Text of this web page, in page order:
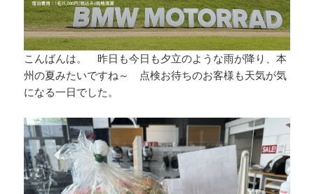
こんばんは。 昨日も今日も夕立のような雨が降り、本
州の夏みたいですね～ 点検お待ちのお客様も天気が気
になる一日でした。